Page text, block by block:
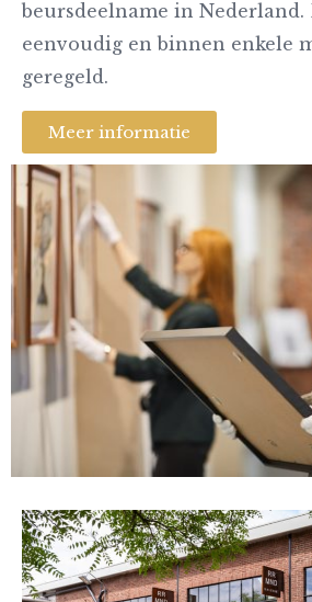
beursdeelname in Nederland.
eenvoudig en binnen enkele
geregeld.
Meer informatie